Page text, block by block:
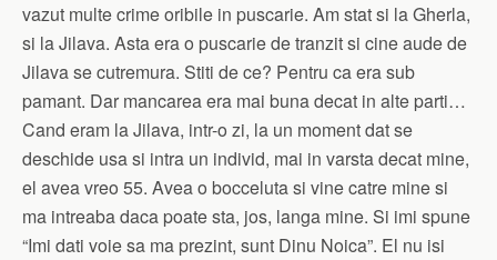
vazut multe crime oribile in puscarie. Am stat si la Gherla,
si la Jilava. Asta era o puscarie de tranzit si cine aude de
Jilava se cutremura. Stiti de ce? Pentru ca era sub
pamant. Dar mancarea era mai buna decat in alte parti…
Cand eram la Jilava, intr-o zi, la un moment dat se
deschide usa si intra un individ, mai in varsta decat mine,
el avea vreo 55. Avea o bocceluta si vine catre mine si
ma intreaba daca poate sta, jos, langa mine. Si imi spune
“Imi dati voie sa ma prezint, sunt Dinu Noica”. El nu isi